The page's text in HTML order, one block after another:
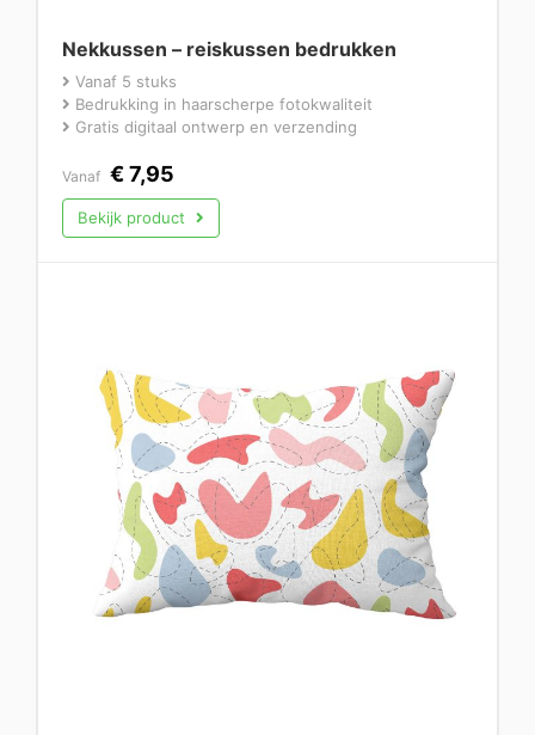
Nekkussen – reiskussen bedrukken
Vanaf 5 stuks
Bedrukking in haarscherpe fotokwaliteit
Gratis digitaal ontwerp en verzending
Vanaf €7,95
Bekijk product